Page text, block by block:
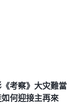
考察》大灾難當
何迎接主再來